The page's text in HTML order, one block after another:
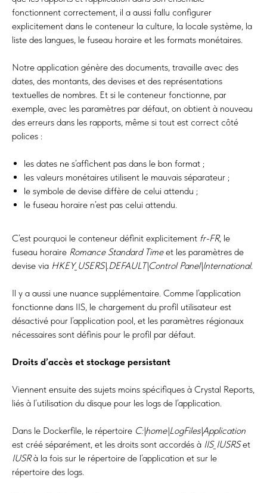
fonctionnent correctement, il a aussi fallu configurer
explicitement dans le conteneur la culture, la locale système, la
liste des langues, le fuseau horaire et les formats monétaires.
Notre application génère des documents, travaille avec des
dates, des montants, des devises et des représentations
textuelles de nombres. Et si le conteneur fonctionne, par
exemple, avec les paramètres par défaut, on obtient à nouveau
des erreurs dans les rapports, même si tout est correct côté
polices :
les dates ne s’affichent pas dans le bon format ;
les valeurs monétaires utilisent le mauvais séparateur ;
le symbole de devise diffère de celui attendu ;
le fuseau horaire n’est pas celui attendu.
C’est pourquoi le conteneur définit explicitement fr-FR, le
fuseau horaire Romance Standard Timeet les paramètres de
devise via HKEY_USERS\.DEFAULT\Control Panel\International.
Il y a aussi une nuance supplémentaire. Comme l’application
fonctionne dans IIS, le chargement du profil utilisateur est
désactivé pour l’application pool, et les paramètres régionaux
nécessaires sont définis pour le profil par défaut.
Droits d’accès et stockage persistant
Viennent ensuite des sujets moins spécifiques à Crystal Reports,
liés à l’utilisation du disque pour les logs de l’application.
Dans le Dockerfile, le répertoire C:\home\LogFiles\Application
est créé séparément, et les droits sont accordés à IIS_IUSRSet
IUSRà la fois sur le répertoire de l’application et sur le
répertoire des logs.